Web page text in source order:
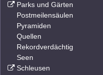
Parks und Gärten
Postmeilensäulen
Pyramiden
Quellen
Rekordverdächtig
Seen
Schleusen